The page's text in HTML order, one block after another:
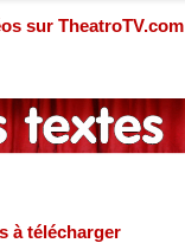
sur TheatroTV.com
à télécharger